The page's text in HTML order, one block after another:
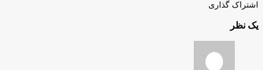
اشتراک گذاری
بوک(X)آپ
گذاری
یک نظر